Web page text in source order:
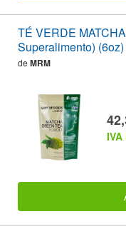
TÉ VERDE
Superalimento)
de MRM